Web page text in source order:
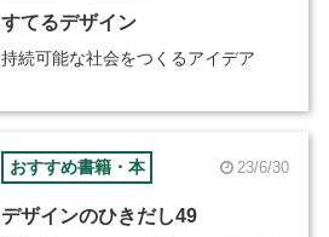
すてるデザイン
持続可能な社会をつくるアイデア
おすすめ書籍・本 23/6/30
デザインのひきだし49